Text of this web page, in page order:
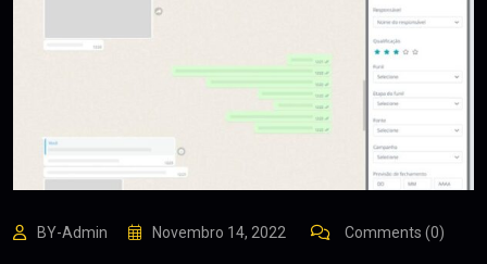
BY-Admin Novembro 14, 2022 Comments (0)